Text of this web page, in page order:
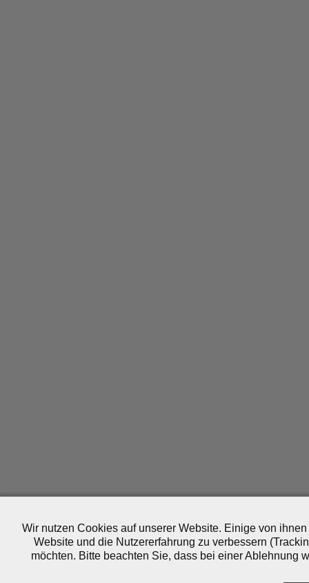
Wir nutzen Cookies auf unserer Website. Einige von
Website und die Nutzererfahrung zu verbessern
möchten. Bitte beachten Sie, dass bei einer Ablehnung